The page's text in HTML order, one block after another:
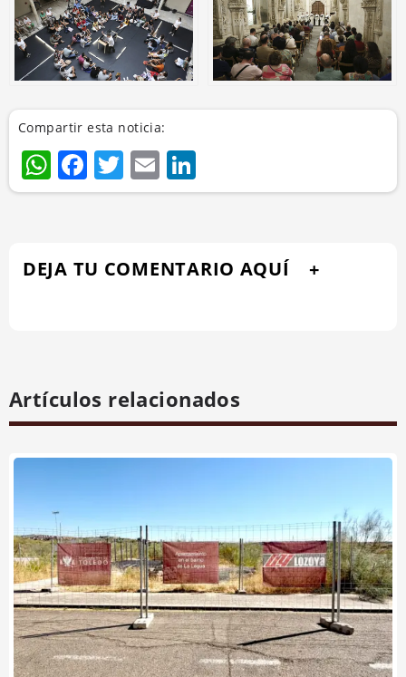
Compartir esta noticia:
WhatsApp
Facebook
Twitter
Email
DEJA TU COMENTARIO AQUÍ
Artículos relacionados